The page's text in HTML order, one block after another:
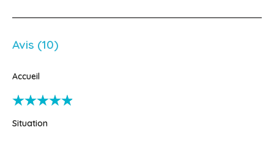
Avis (10)
Accueil
Situation